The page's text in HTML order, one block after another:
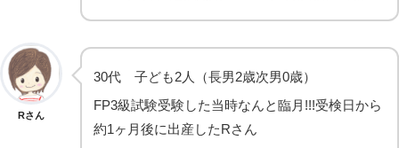
Rさん
30代 子ども2人（長男2歳次男0歳）
FP3級試験受験した当時なんと臨月!!!受検日から
約1ヶ月後に出産したRさん